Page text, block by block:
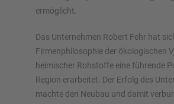
ermöglicht.
Das Unternehmen Robert Fehr hat
Firmenphilosophie der ökologischen
heimischer Rohstoffe eine führende
Region erarbeitet. Der Erfolg des
machte den Neubau und damit
Regalhalle